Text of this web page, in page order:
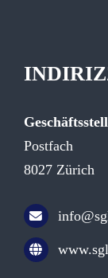
Postfach
8027 Zürich